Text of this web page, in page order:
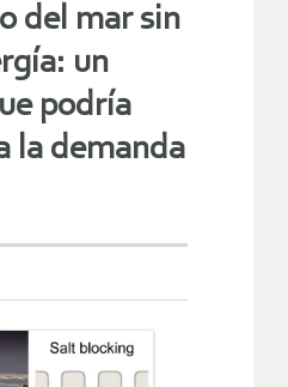
del mar sin
un
podría
la demanda